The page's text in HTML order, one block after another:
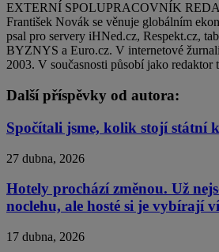
EXTERNÍ SPOLUPRACOVNÍK
František Novák se věnuje globálním
psal pro servery iHNed.cz, Respekt.cz,
BYZNYS a Euro.cz. V internetové
2003. V současnosti působí jako redaktor
Další příspěvky od autora:
Spočítali jsme, kolik stojí státní
27 dubna, 2026
Hotely prochází změnou. Už
noclehu, ale hosté si je vybírají
17 dubna, 2026